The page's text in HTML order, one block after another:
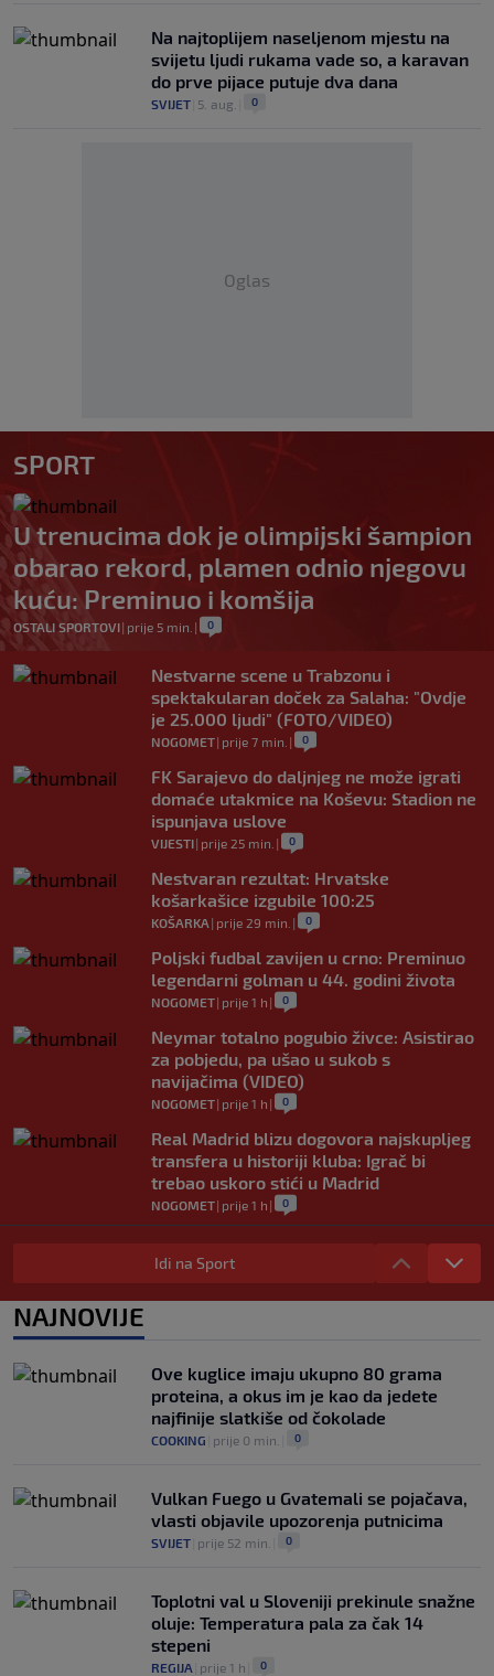
Na najtoplijem naseljenom mjestu na
svijetu ljudi rukama vade so, a karavan
do prve pijace putuje dva dana
SVIJET 5. aug. 0
Oglas
SPORT
U trenucima dok je olimpijski šampion
obarao rekord, plamen odnio njegovu
kuću: Preminuo i komšija
OSTALI SPORTOVI| prije 5 min. | 0
Nestvarne scene u Trabzonu i
spektakularan doček za Salaha: "Ovdje
je 25.000 ljudi" (FOTO/VIDEO)
NOGOMET| prije 7 min. | 0
FK Sarajevo do daljnjeg ne može igrati
domaće utakmice na Koševu: Stadion ne
ispunjava uslove
VIJESTI| prije 25 min. | 0
Nestvaran rezultat: Hrvatske
košarkašice izgubile 100:25
KOŠARKA | prije 29 min. | 0
Poljski fudbal zavijen u crno: Preminuo
legendarni golman u 44. godini života
NOGOMET| prije 1 h | 0
Neymar totalno pogubio živce: Asistirao
za pobjedu, pa ušao u sukob s
navijačima (VIDEO)
NOGOMET| prije 1 h | 0
Real Madrid blizu dogovora najskupljeg
transfera u historiji kluba: Igrač bi
trebao uskoro stići u Madrid
NOGOMET| prije 1 h | 0
Lara Gut-Behrami završila karijeru:
Jedna od najvećih skijašica svih
0
planova: Otkriveno šta je ponudio
Marokancima za podršku
NOGOMET |prije 2 h| 0
Idi na Sport
NAJNOVIJE
Ove kuglice imaju ukupno 80 grama
proteina, a okus im je kao da jedete
najfinije slatkiše od čokolade
COOKING prije 0 min. 0
Vulkan Fuego u Gvatemali se pojačava,
vlasti objavile upozorenja putnicima
SVIJET prije 52 min. 0
Toplotni val u Sloveniji prekinule snažne
oluje: Temperatura pala za čak 14
stepeni
REGIJA prije 1 h 0